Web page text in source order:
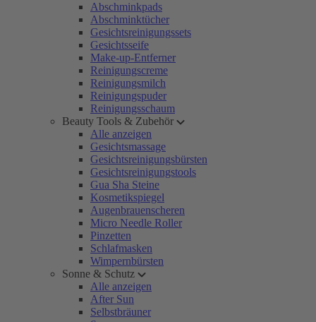
Abschminkpads
Abschminktücher
Gesichtsreinigungssets
Gesichtsseife
Make-up-Entferner
Reinigungscreme
Reinigungsmilch
Reinigungspuder
Reinigungsschaum
Beauty Tools & Zubehör
Alle anzeigen
Gesichtsmassage
Gesichtsreinigungsbürsten
Gesichtsreinigungstools
Gua Sha Steine
Kosmetikspiegel
Augenbrauenscheren
Micro Needle Roller
Pinzetten
Schlafmasken
Wimpernbürsten
Sonne & Schutz
Alle anzeigen
After Sun
Selbstbräuner